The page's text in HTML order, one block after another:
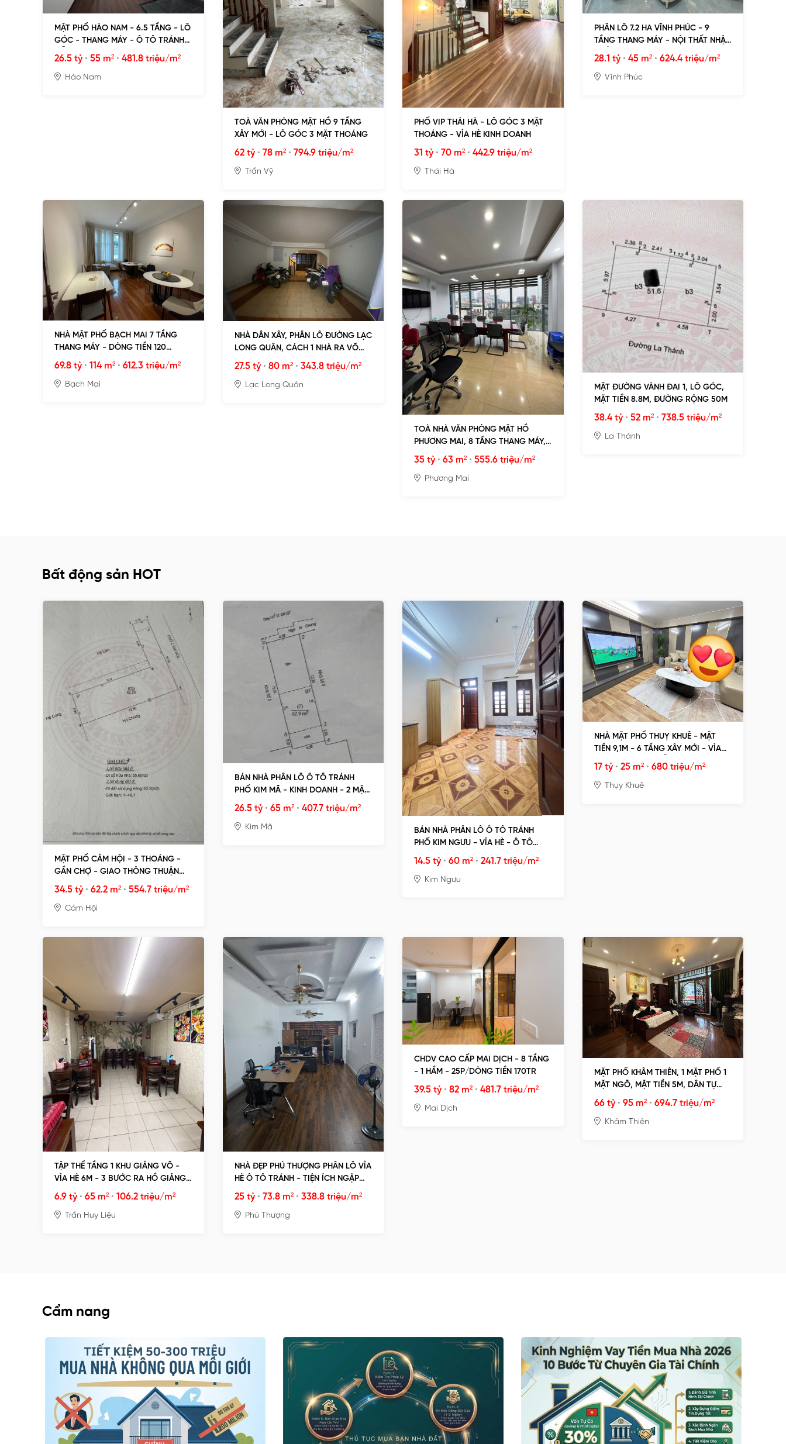
MẶT PHỐ HÀO NAM - 6.5 TẦNG - LÔ
GÓC - THANG MÁY - Ô TÔ TRÁNH
ĐỖ
26.5 tỷ • 55 m² • 481.8 triệu/m²
Hào Nam
TOÀ VĂN PHÒNG MẶT HỒ 9 TẦNG
XÂY MỚI - LÔ GÓC 3 MẶT THOÁNG
62 tỷ• 78 m² • 794.9 triệu/m²
Trần Vỹ
PHỐ VIP THÁI HÀ - LÔ GÓC 3 MẶT
THOÁNG - VỈA HÈ KINH DOANH
31 tỷ • 70 m² • 442.9 triệu/m²
Thái Hà
PHÂN LÔ 7.2 HA VĨNH PHÚC - 9
TẦNG THANG MÁY - NỘI THẤT NHẬP
KHẨU
28.1 tỷ• 45 m² • 624.4 triệu/m²
Vĩnh Phúc
NHÀ MẶT PHỐ BẠCH MAI 7 TẦNG
THANG MÁY - DÒNG TIỀN 120
TRIỆU/THÁNG
69.8 tỷ • 114 m² • 612.3 triệu/m²
Bạch Mai
NHÀ DÂN XÂY, PHÂN LÔ ĐƯỜNG LẠC
LONG QUÂN, CÁCH 1 NHÀ RA VÕ
CHÍ CÔNG
27.5 tỷ• 80 m² • 343.8 triệu/m²
Lạc Long Quân
TOÀ NHÀ VĂN PHÒNG MẶT HỒ
PHƯƠNG MAI, 8 TẦNG THANG MÁY,
THOÁNG ĐẸP
35 tỷ • 63 m² • 555.6 triệu/m²
Phương Mai
MẶT ĐƯỜNG VÀNH ĐAI 1, LÔ GÓC,
MẶT TIỀN 8.8M, ĐƯỜNG RỘNG 50M
38.4 tỷ• 52 m² • 738.5 triệu/m²
La Thành
Bất động sản HOT
MẶT PHỐ CẢM HỘI - 3 THOÁNG -
GẦN CHỢ - GIAO THÔNG THUẬN
TIỆN - MUA VỀ XÂY VỪA Ở VỪA KINH
DOANH
34.5 tỷ • 62.2 m² • 554.7 triệu/m²
Cảm Hội
BÁN NHÀ PHÂN LÔ Ô TÔ TRÁNH
PHỐ KIM MÃ - KINH DOANH - 2 MẶT
THOÁNG TRƯỚC SAU
26.5 tỷ• 65 m² • 407.7 triệu/m²
Kim Mã
BÁN NHÀ PHÂN LÔ Ô TÔ TRÁNH
PHỐ KIM NGƯU - VỈA HÈ - Ô TÔ
TRÁNH - GIÁ GIẬT MÌNH
14.5 tỷ • 60 m² • 241.7 triệu/m²
Kim Ngưu
NHÀ MẶT PHỐ THUỴ KHUÊ - MẶT
TIỀN 9,1M - 6 TẦNG XÂY MỚI - VỈA
HÈ Ô TÔ TRÁNH ĐỖ NGÀY ĐÊM -
KINH DOANH SẦM UẤT
17 tỷ• 25 m² • 680 triệu/m²
Thụy Khuê
TẬP THỂ TẦNG 1 KHU GIẢNG VÕ -
VỈA HÈ 6M - 3 BƯỚC RA HỒ GIẢNG
VÕ
6.9 tỷ • 65 m² • 106.2 triệu/m²
Trần Huy Liệu
NHÀ ĐẸP PHÚ THƯỢNG PHÂN LÔ VỈA
HÈ Ô TÔ TRÁNH - TIỆN ÍCH NGẬP
TRÀN
25 tỷ• 73.8 m² • 338.8 triệu/m²
Phú Thượng
CHDV CAO CẤP MAI DỊCH - 8 TẦNG
- 1 HẦM - 25P/DÒNG TIỀN 170TR
39.5 tỷ • 82 m² • 481.7 triệu/m²
Mai Dịch
MẶT PHỐ KHÂM THIÊN, 1 MẶT PHỐ 1
MẶT NGÕ, MẶT TIỀN 5M, DÂN TỰ
XÂY
66 tỷ• 95 m² • 694.7 triệu/m²
Khâm Thiên
Cẩm nang